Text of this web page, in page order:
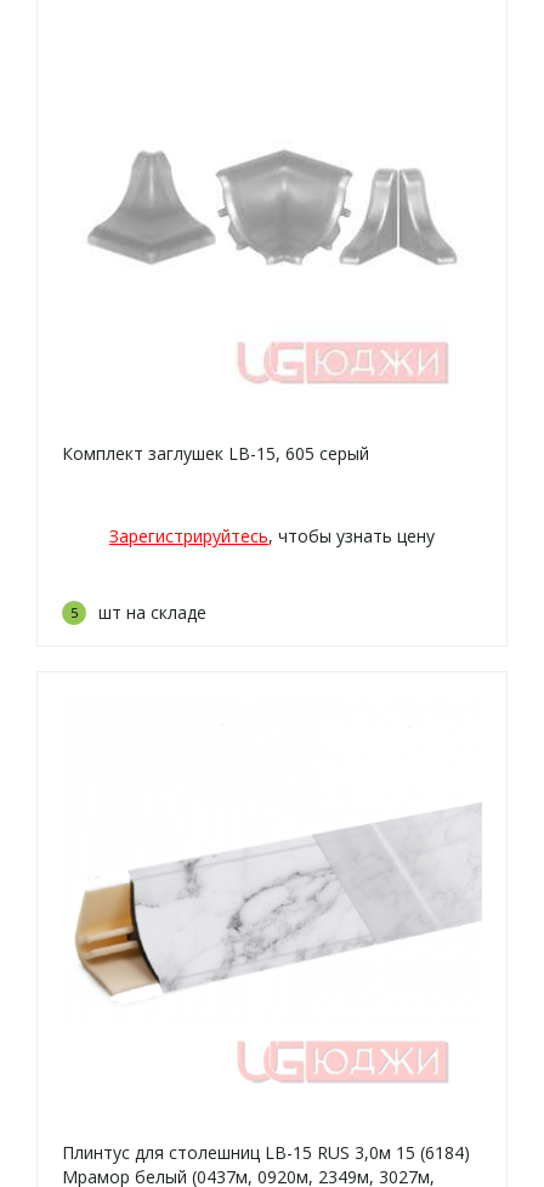
Комплект заглушек LB-15, 605 серый
Зарегистрируйтесь, чтобы узнать цену
5 шт на складе
Плинтус для столешниц LB-15 RUS 3,0м 15 (6184)
Мрамор белый (0437м, 0920м, 2349м, 3027м,